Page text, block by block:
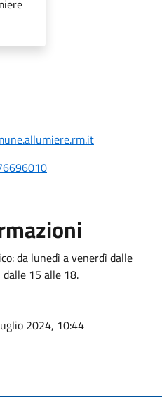
da lunedì a venerdì dalle
15 alle 18.
2024, 10:44